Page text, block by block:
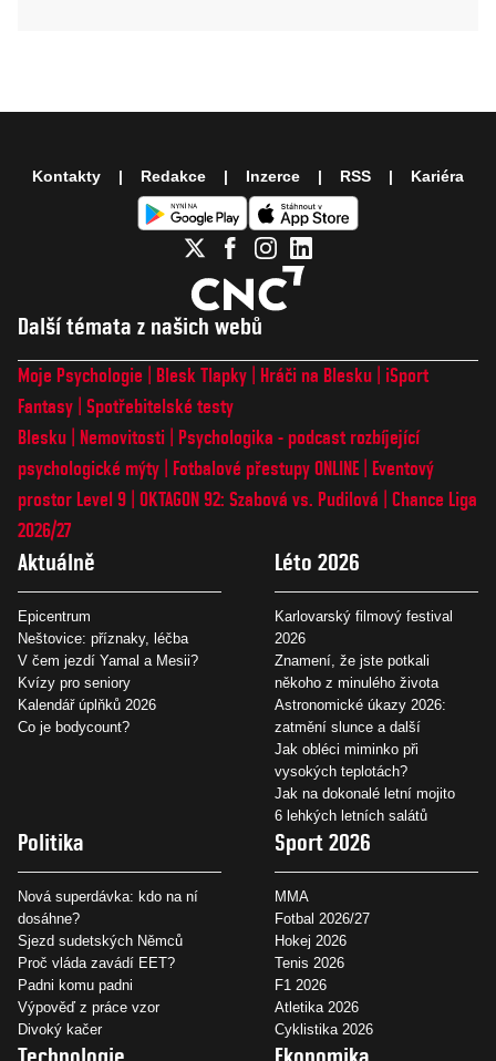
Další témata z našich webů
Moje Psychologie Blesk Tlapky Hráči na Blesku
iSport
Fantasy Spotřebitelské testy
Blesku
Nemovitosti
Psychologika - podcast rozbíjející
psychologické mýty
Fotbalové přestupy ONLINE
Eventový
prostor Level 9 OKTAGON 92: Szabová vs. Pudilová
Chance Liga
2026/27
Aktuálně
Epicentrum
Neštovice: příznaky, léčba
V čem jezdí Yamal a Mesii?
Kvízy pro seniory
Kalendář úplňků 2026
Co je bodycount?
Léto 2026
Karlovarský filmový festival
2026
Znamení, že jste potkali
někoho z minulého života
Astronomické úkazy 2026:
zatmění slunce a další
Jak obléci miminko při
vysokých teplotách?
Jak na dokonalé letní mojito
6 lehkých letních salátů
Politika
Nová superdávka: kdo na ní
dosáhne?
Sjezd sudetských Němců
Proč vláda zavádí EET?
Padni komu padni
Výpověď z práce vzor
Divoký kačer
Sport 2026
MMA
Fotbal 2026/27
Hokej 2026
Tenis 2026
F1 2026
Atletika 2026
Cyklistika 2026
Kontakty Redakce Inzerce RSS Kariéra